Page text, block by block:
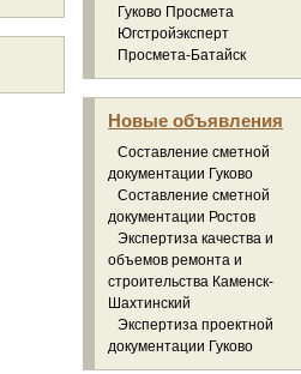
Гуково Просмета
Югстройэксперт
Просмета-Батайск
Новые объявления
Составление сметной
документации Гуково
Составление сметной
документации Ростов
Экспертиза качества и
объемов ремонта и
строительства Каменск-
Шахтинский
Экспертиза проектной
документации Гуково